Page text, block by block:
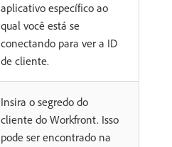
aplicativo específico ao
qual você está se
conectando para ver a ID
de cliente.
Insira o segredo do
cliente do Workfront. Isso
pode ser encontrado na